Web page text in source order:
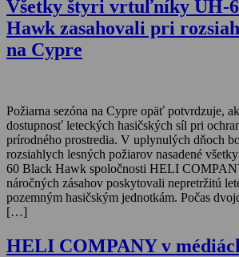
Všetky štyri vrtuľníky UH-
Hawk zasahovali pri
na Cypre
Požiarna sezóna na Cypre opäť potvrdzuje,
dostupnosť leteckých hasičských síl pri
prírodného prostredia. V uplynulých dňoch
rozsiahlych lesných požiarov nasadené
60 Black Hawk spoločnosti HELI
náročných zásahov poskytovali nepretržitú
pozemným hasičským jednotkám. Počas
[…]
HELI COMPANY v